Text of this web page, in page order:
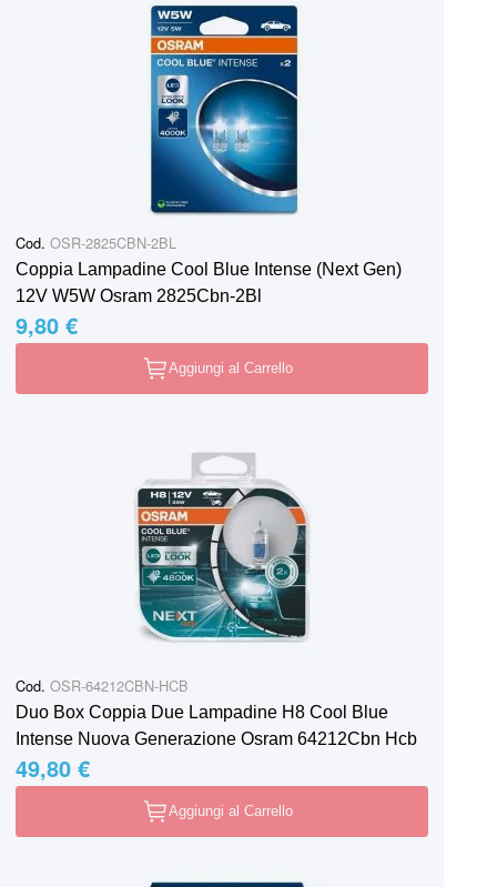
Cod. OSR-2825CBN-2BL
Coppia Lampadine Cool Blue Intense (Next Gen)
12V W5W Osram 2825Cbn-2Bl
9,80 €
Aggiungi al Carrello
Cod. OSR-64212CBN-HCB
Duo Box Coppia Due Lampadine H8 Cool Blue
Intense Nuova Generazione Osram 64212Cbn Hcb
49,80 €
Aggiungi al Carrello